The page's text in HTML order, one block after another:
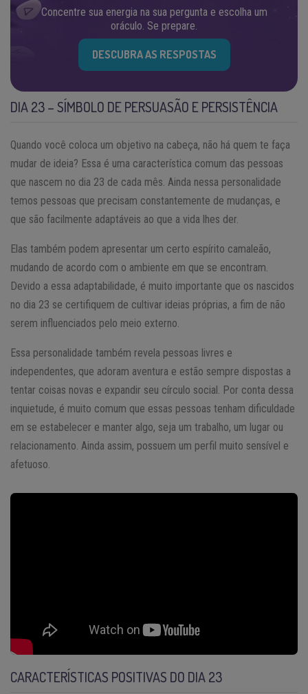
Concentre sua energia na sua pergunta e escolha um
oráculo. Se prepare.
DESCUBRA AS RESPOSTAS
DIA 23 – SÍMBOLO DE PERSUASÃO E PERSISTÊNCIA
Quando você coloca um objetivo na cabeça, não há quem te faça
mudar de ideia? Essa é uma característica comum das pessoas
que nascem no dia 23 de cada mês. Ainda nessa personalidade
temos pessoas que precisam constantemente de mudanças, e
que são facilmente adaptáveis ao que a vida lhes der.
Elas também podem apresentar um certo espírito camaleão,
mudando de acordo com o ambiente em que se encontram.
Devido a essa adaptabilidade, é muito importante que os nascidos
no dia 23 se certifiquem de cultivar ideias próprias, a fim de não
serem influenciados pelo meio externo.
Essa personalidade também revela pessoas livres e
independentes, que adoram aventura e estão sempre dispostas a
tentar coisas novas e expandir seu círculo social. Por conta dessa
inquietude, é muito comum que essas pessoas tenham dificuldade
em se estabelecer e manter algo, seja um trabalho, um lugar ou
relacionamento. Ainda assim, possuem um perfil muito sensível e
afetuoso.
CARACTERÍSTICAS POSITIVAS DO DIA 23